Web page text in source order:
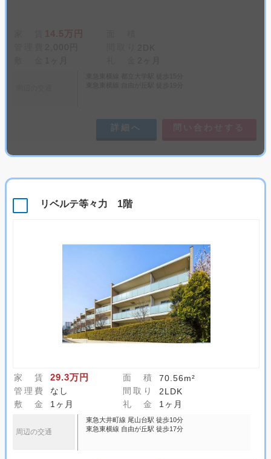
詳細へ
リベルテ等々力 1階
家 賃 29.3万円 面 積
70.56m²
管理費
なし 間取り
2LDK
敷 金
1ヶ月 礼 金 1ヶ月
周辺の交通
東急大井町線 尾山台駅 徒歩10分
東急東横線 自由が丘駅 徒歩17分